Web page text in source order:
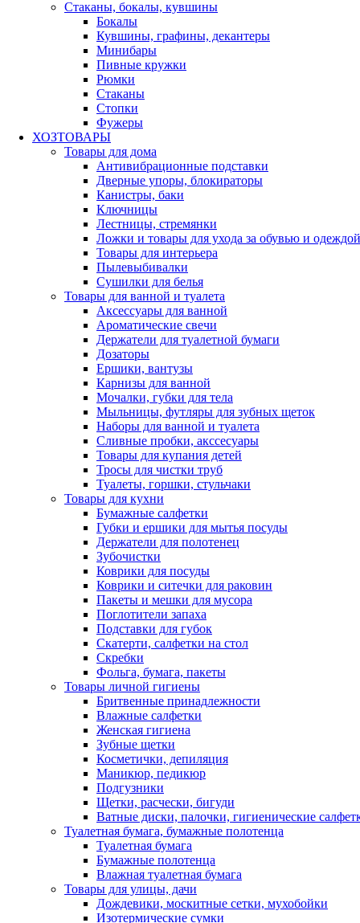
Стаканы, бокалы, кувшины
Бокалы
Кувшины, графины, декантеры
Минибары
Пивные кружки
Рюмки
Стаканы
Стопки
Фужеры
ХОЗТОВАРЫ
Товары для дома
Антивибрационные подставки
Дверные упоры, блокираторы
Канистры, баки
Ключницы
Лестницы, стремянки
Ложки и товары для ухода за обувью и одеждой
Товары для интерьера
Пылевыбивалки
Сушилки для белья
Товары для ванной и туалета
Аксессуары для ванной
Ароматические свечи
Держатели для туалетной бумаги
Дозаторы
Ершики, вантузы
Карнизы для ванной
Мочалки, губки для тела
Мыльницы, футляры для зубных щеток
Наборы для ванной и туалета
Сливные пробки, акссесуары
Товары для купания детей
Тросы для чистки труб
Туалеты, горшки, стульчаки
Товары для кухни
Бумажные салфетки
Губки и ершики для мытья посуды
Держатели для полотенец
Зубочистки
Коврики для посуды
Коврики и ситечки для раковин
Пакеты и мешки для мусора
Поглотители запаха
Подставки для губок
Скатерти, салфетки на стол
Скребки
Фольга, бумага, пакеты
Товары личной гигиены
Бритвенные принадлежности
Влажные салфетки
Женская гигиена
Зубные щетки
Косметички, депиляция
Маникюр, педикюр
Подгузники
Щетки, расчески, бигуди
Ватные диски, палочки, гигиенические
Туалетная бумага, бумажные полотенца
Туалетная бумага
Бумажные полотенца
Влажная туалетная бумага
Товары для улицы, дачи
Дождевики, москитные сетки, мухобойки
Изотермические сумки